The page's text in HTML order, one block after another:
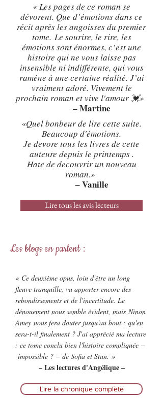
« Les pages de ce roman se
dévorent. Que d’émotions dans ce
récit après les angoisses du premier
tome. Le sourire, le rire, les
émotions sont énormes, c’est une
histoire qui ne vous laisse pas
insensible ni indifférente, qui vous
ramène à une certaine réalité. J’ai
vraiment adoré. Vivement le
prochain roman et vive l'amour 💓»
– Martine
«Quel bonbeur de lire cette suite.
Beaucoup d'émotions.
Je devore tous les livres de cette
auteure depuis le printemps .
Hate de decouvrir un nouveau
roman.»
– Vanille
Lire tous les avis lecteurs
Les blogs en parlent :
« Ce deuxième opus, loin d'être un long
fleuve tranquille, va apporter encore des
rebondissements et de l'incertitude. Le
dénouement nous semble évident, mais Ninon
Amey nous fera douter jusqu'au bout : qu'en
sera-t-il finalement ? J'ai apprécié ma lecture
: ce tome conclu bien l'histoire compliquée ‒
impossible ? ‒ de Sofia et Stan. »
– Les lectures d'Angélique –
Lire la chronique complète